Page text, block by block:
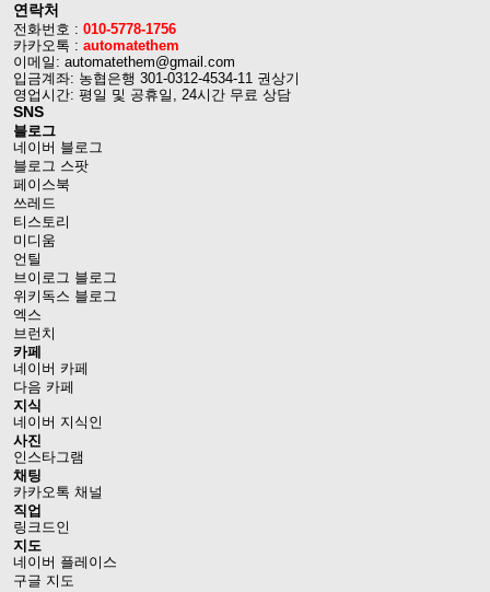
연락처
전화번호 : 010-5778-1756
카카오톡 : automatethem
이메일: automatethem@gmail.com
입금계좌: 농협은행 301-0312-4534-11 권상기
영업시간: 평일 및 공휴일, 24시간 무료 상담
SNS
블로그
네이버 블로그
블로그 스팟
페이스북
쓰레드
티스토리
미디움
언틸
브이로그 블로그
위키독스 블로그
엑스
브런치
카페
네이버 카페
다음 카페
지식
네이버 지식인
사진
인스타그램
채팅
카카오톡 채널
직업
링크드인
지도
네이버 플레이스
구글 지도